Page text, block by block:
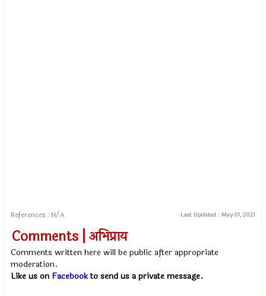
References : N/A Last Updated : May 01, 2021
Comments | अभिप्राय
Comments written here will be public after appropriate
moderation.
Like us on Facebookto send us a private message.